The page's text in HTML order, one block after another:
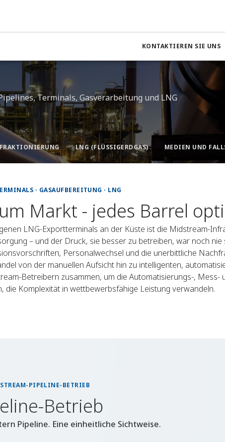
KONTAKTIEREN SIE UNS
Terminals, Gasverarbeitung und LNG
LNG (FLÜSSIGERDGAS) MEDIEN UND
· GASAUFBEREITUNG · LNG
Markt - jedes Barrel
LNG-Exportterminals an der Küste ist die Midstream-
– und der Druck, sie besser zu betreiben, war noch
Personalwechsel und die unerbittliche
von der manuellen Aufsicht hin zu intelligenten,
Betreibern zusammen, um die Automatisierungs-, Mess-
die Komplexität in wettbewerbsfähige Leistung verwandeln.
PIPELINE-BETRIEB
Betrieb
Pipeline. Eine einheitliche Sichtweise.